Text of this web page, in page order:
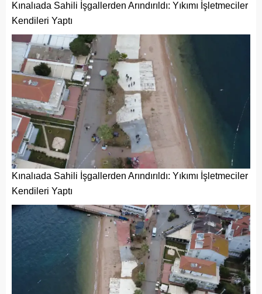
Kınalıada Sahili İşgallerden Arındırıldı: Yıkımı İşletmeciler
Kendileri Yaptı
Kınalıada Sahili İşgallerden Arındırıldı: Yıkımı İşletmeciler
Kendileri Yaptı